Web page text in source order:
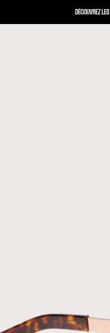
DÉCOUVREZ LES